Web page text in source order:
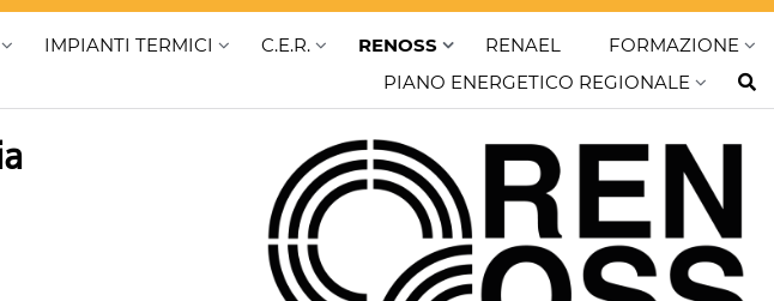
IMPIANTI TERMICI C.E.R. RENOSS RENAEL
FORMAZIONE
PIANO ENERGETICO REGIONALE